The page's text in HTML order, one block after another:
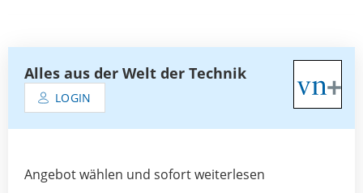
Alles aus der Welt der Technik
LOGIN
Angebot wählen und sofort weiterlesen